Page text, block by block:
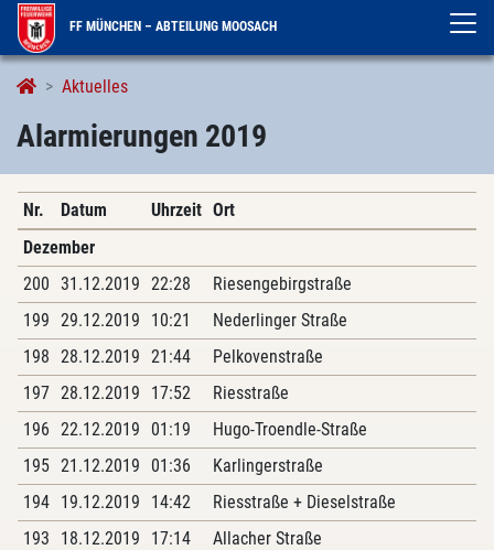
FF MÜNCHEN – ABTEILUNG MOOSACH
Aktuelles
Alarmierungen
Alarmierungen 2019
Nr. Datum Uhrzeit Ort
Dezember
200 31.12.2019 22:28
Riesengebirgstraße
199 29.12.2019 10:21
Nederlinger Straße
198 28.12.2019 21:44
Pelkovenstraße
197 28.12.2019 17:52
Riesstraße
196 22.12.2019 01:19
Hugo-Troendle-Straße
195 21.12.2019 01:36
Karlingerstraße
194 19.12.2019 14:42
Riesstraße + Dieselstraße
193
18.12.2019 17:14
Allacher Straße